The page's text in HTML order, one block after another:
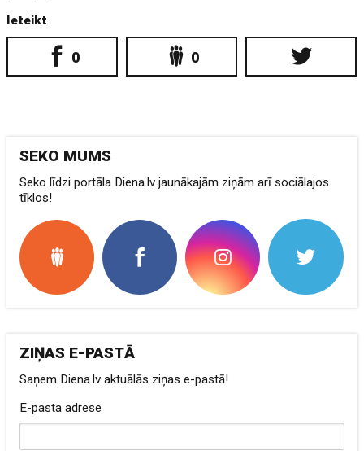
Ieteikt
0 0
SEKO MUMS
Seko līdzi portāla Diena.lv jaunākajām ziņām arī sociālajos
tīklos!
ZIŅAS E-PASTĀ
Saņem Diena.lv aktuālās ziņas e-pastā!
E-pasta adrese